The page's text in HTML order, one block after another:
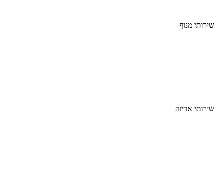
שירותי מנוף
שירותי אריזה